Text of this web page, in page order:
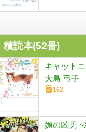
積読本(52冊)
キャット
大島 弓子
162
媚の凶刃